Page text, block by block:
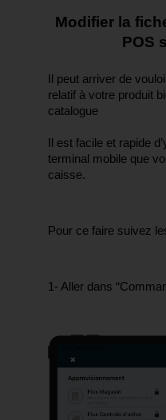
Modifier la
POS
Il peut arriver de
relatif à votre produit
catalogue
Il est facile et rapide
terminal mobile que
caisse.
Pour ce faire suivez
1- Aller dans